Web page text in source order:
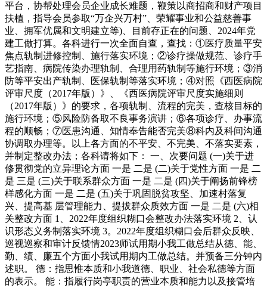
平台，协帮处理会员企业成长难题，鞭策以商招商和财产项目
扶植，指导会员参取“万企兴万村”、荣耀事业和公益慈善事
业、拥军优属和文明建立等)、目前存正在的问题、2024年党
建工做打算。各科进行一次全面自查，查找：①医疗质量平安
焦点轨制进修控制、施行落实环境；②诊疗操做规范、诊疗手
艺指南、病院传染办理轨制、合理用药轨制等施行环境；③消
防等平安出产轨制、医保轨制等落实环境；④对照《西医病院
评审尺度（2017年版）》、《西医病院评审尺度实施细则
（2017年版）》的要求，各项轨制、流程的完美，查核目标的
施行环境；⑤风险防备取不良事务演讲；⑥各项诊疗、办事流
程的顺畅；⑦医患沟通、知情奉告能否完美⑧科内及科间沟通
协调取办理等。以上各方面的不平安、不完美、不落实要素，
并制定整改办法；各科请将如下： 一、次要问题 (一)关于进
修贯彻党的立异理论方面 一是 二是 (二)关于党性方面 一是 二
是 三是 (三)关于联系群众方面 一是 二是 (四)关于阐扬前锋榜
样感化方面 一是 二是 (五)关于巩固脱贫攻坚、加速村落复
兴、提高基 层管理能力、提拔群众质效方面 一是 二是 (六)相
关整改方面 1、2022年度组织糊口会整改办法落实环境 2、认
识形态义务制落实环境 3。2022年度组织糊口会后群众反映、
巡视巡察和审计反馈情2023师试用期小我工做总结从德、能、
勤、绩、廉五个方面小我试用期内工做总结。并预备三分钟内
述职。 德：指思惟本质和小我道德、职业、社会私德等方面
的表示。 能：指履行岗亭职责的营业本质和能力以及接管培